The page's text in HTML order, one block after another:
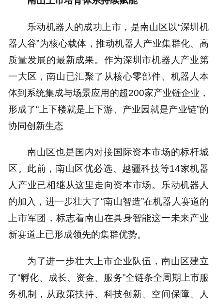
乐动机器人的成功上市，是南山区以“深圳机
器人谷”为核心载体，推动机器人产业集群化、高
质量发展的最新成果。作为深圳市机器人产业第
一大区，南山已汇聚了从核心零部件、机器人本
体到系统集成与场景应用的超200家产业链企业，
形成了“上下楼就是上下游、产业园就是产业链”的
协同创新生态
南山区也是国内对接国际资本市场的标杆城
区。此前，南山区优必选、越疆科技等14家机器
人产业已相继从这里走向资本市场。乐动机器人
的加入，进一步壮大了“南山智造”在机器人赛道的
上市军团，标志着南山在具身智能这一未来产业
新赛道上已形成领先的集群优势。
为了进一步壮大上市企业队伍，南山区建立
了“孵化、成长、资金、服务”全链条全周期上市服
务机制，从政策扶持、科技创新、空间保障、人